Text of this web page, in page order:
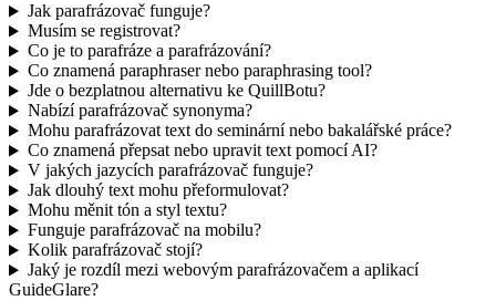
Jak parafrázovač funguje?
Musím se registrovat?
Co je to parafráze a parafrázování?
Co znamená paraphraser nebo paraphrasing tool?
Jde o bezplatnou alternativu ke QuillBotu?
Nabízí parafrázovač synonyma?
Mohu parafrázovat text do seminární nebo bakalářské práce?
Co znamená přepsat nebo upravit text pomocí AI?
V jakých jazycích parafrázovač funguje?
Jak dlouhý text mohu přeformulovat?
Mohu měnit tón a styl textu?
Funguje parafrázovač na mobilu?
Kolik parafrázovač stojí?
Jaký je rozdíl mezi webovým parafrázovačem a aplikací
GuideGlare?